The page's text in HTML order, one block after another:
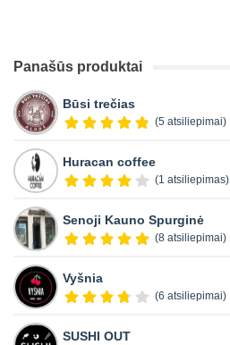
Panašūs produktai
Būsi trečias
(5 atsiliepimai)
Huracan coffee
(1 atsiliepimas)
Senoji Kauno Spurginė
(8 atsiliepimai)
Vyšnia
(6 atsiliepimai)
SUSHI OUT